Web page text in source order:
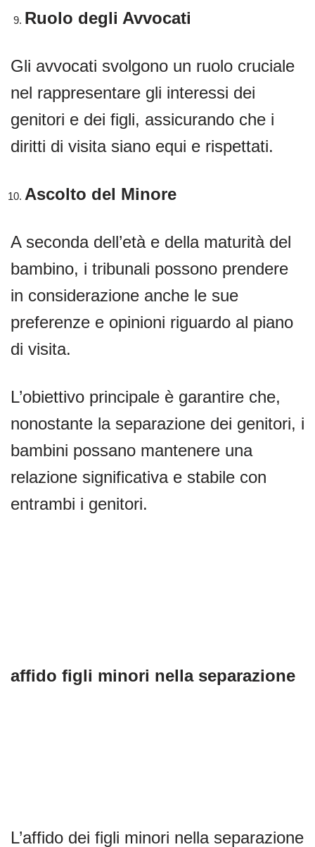
Ruolo degli Avvocati
Gli avvocati svolgono un ruolo cruciale
nel rappresentare gli interessi dei
genitori e dei figli, assicurando che i
diritti di visita siano equi e rispettati.
Ascolto del Minore
A seconda dell’età e della maturità del
bambino, i tribunali possono prendere
in considerazione anche le sue
preferenze e opinioni riguardo al piano
di visita.
L’obiettivo principale è garantire che,
nonostante la separazione dei genitori, i
bambini possano mantenere una
relazione significativa e stabile con
entrambi i genitori.
affido figli minori nella separazione
L’affido dei figli minori nella separazione